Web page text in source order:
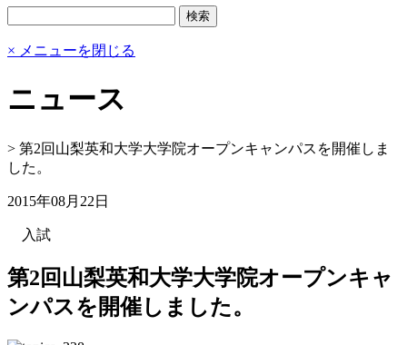
× メニューを閉じる
ニュース
> 第2回山梨英和大学大学院オープンキャンパスを開催しま
した。
2015年08月22日
入試
第2回山梨英和大学大学院オープンキャ
ンパスを開催しました。